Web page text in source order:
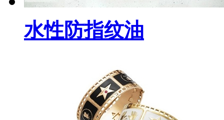
水性防指纹油